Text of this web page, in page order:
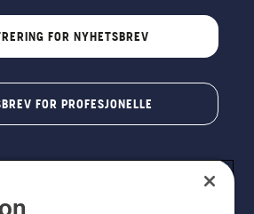
FOR NYHETSBREV
FOR PROFESJONELLE